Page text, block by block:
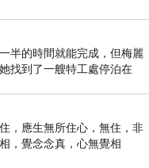
半的時間就能完成，但梅麗
找到了一艘特工處停泊在
，應生無所住心，無住，非
，覺念念真，心無覺相